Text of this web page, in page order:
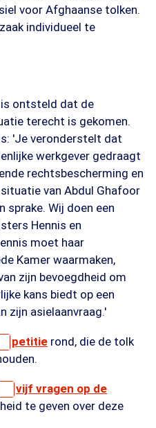
voor Afghaanse tolken.
individueel te
is ontsteld dat de
terecht is gekomen.
'Je veronderstelt dat
werkgever gedraagt
rechtsbescherming en
van Abdul Ghafoor
sprake. Wij doen een
Hennis en
moet haar
Kamer waarmaken,
zijn bevoegdheid om
kans biedt op een
zijn asielaanvraag.'
petitie rond, die de tolk
vijf vragen op de
te geven over deze